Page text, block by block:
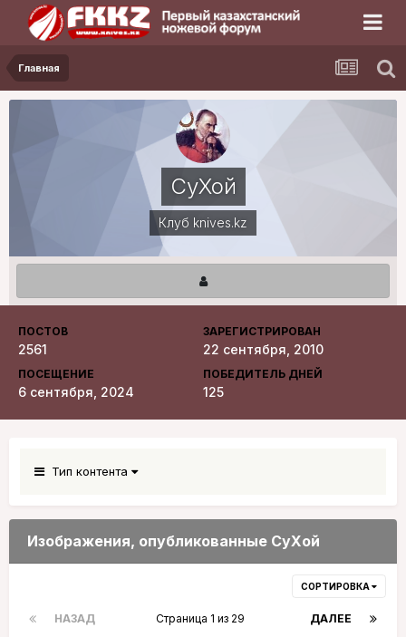
Главная
СуХой
Клуб knives.kz
ПОСТОВ
2561
ЗАРЕГИСТРИРОВАН
22 сентября, 2010
ПОСЕЩЕНИЕ
6 сентября, 2024
ПОБЕДИТЕЛЬ ДНЕЙ
125
Тип контента
Изображения, опубликованные СуХой
СОРТИРОВКА
НАЗАД ДАЛЕЕ
Страница 1 из 29